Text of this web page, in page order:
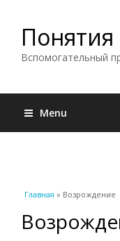
Понятия
Вспомогательный
Menu
Вы здесь
Главная » Возрождение